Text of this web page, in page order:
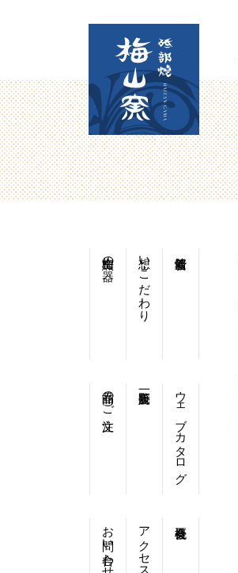
想い・こだわり
梅山窯の器
ウェブカタログ
商品のご注文
アクセス
お問い合わせ